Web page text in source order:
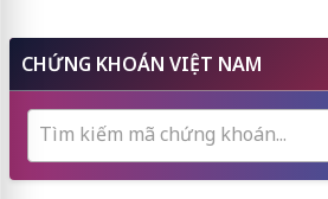
CHỨNG KHOÁN VIỆT NAM
Tìm kiếm mã chứng khoán...